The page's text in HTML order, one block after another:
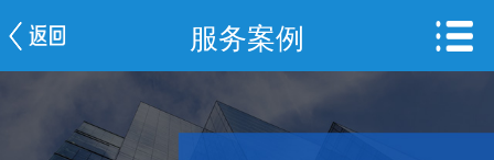
服务案例
网站首页